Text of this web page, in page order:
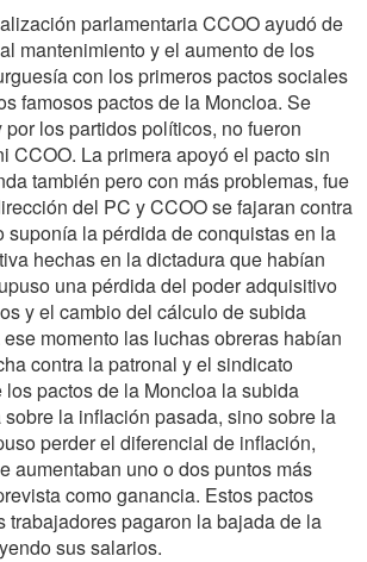
parlamentaria CCOO ayudó de
mantenimiento y el aumento de los
con los primeros pactos sociales
famosos pactos de la Moncloa. Se
los partidos políticos, no fueron
CCOO. La primera apoyó el pacto sin
también pero con más problemas, fue
del PC y CCOO se fajaran contra
suponía la pérdida de conquistas en la
hechas en la dictadura que habían
una pérdida del poder adquisitivo
y el cambio del cálculo de subida
momento las luchas obreras habían
contra la patronal y el sindicato
los pactos de la Moncloa la subida
la inflación pasada, sino sobre la
perder el diferencial de inflación,
aumentaban uno o dos puntos más
como ganancia. Estos pactos
trabajadores pagaron la bajada de la
sus salarios.